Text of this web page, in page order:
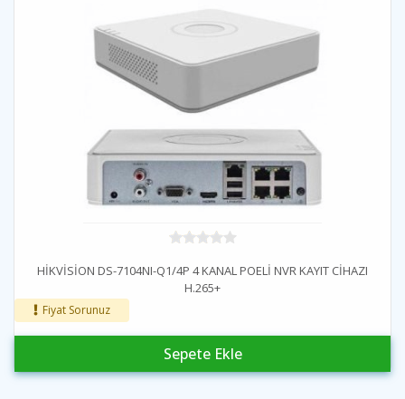
HİKVİSİON DS-7104NI-Q1/4P 4 KANAL POELİ NVR KAYIT CİHAZI
H.265+
Fiyat Sorunuz
Sepete Ekle